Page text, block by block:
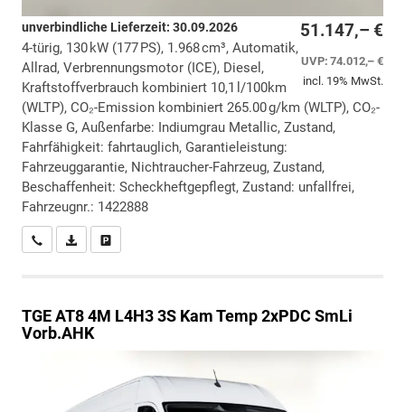
51.147,– €
UVP:74.012,– €
incl. 19% MwSt.
unverbindliche Lieferzeit: 30.09.2026
4-türig, 130 kW (177 PS), 1.968 cm³, Automatik,
Allrad, Verbrennungsmotor (ICE), Diesel,
Kraftstoffverbrauch kombiniert 10,1 l/100km
(WLTP), CO₂-Emission kombiniert 265.00 g/km (WLTP), CO₂-
Klasse G, Außenfarbe: Indiumgrau Metallic, Zustand,
Fahrfähigkeit: fahrtauglich, Garantieleistung:
Fahrzeuggarantie, Nichtraucher-Fahrzeug, Zustand,
Beschaffenheit: Scheckheftgepflegt, Zustand: unfallfrei,
Fahrzeugnr.: 1422888
Wir rufen Sie anPDF-Datei, Fahrzeugexposé drucken
TGEAT8 4M L4H3 3S Kam Temp 2xPDC SmLi
Vorb.AHK